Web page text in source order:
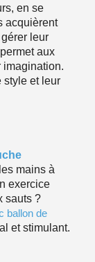
en se
acquièrent
leur
aux
imagination.
style et leur
mains à
exercice
sauts ?
ballon de
et stimulant.